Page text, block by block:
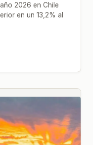
2026 en Chile
en un 13,2% al